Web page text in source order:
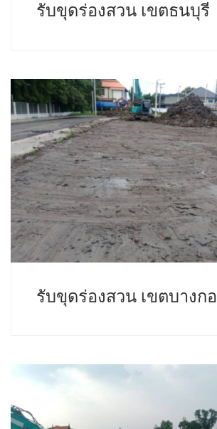
รับขุดร่องสวน เขตธนบุรี
รับขุดร่องสวน เขตบางก